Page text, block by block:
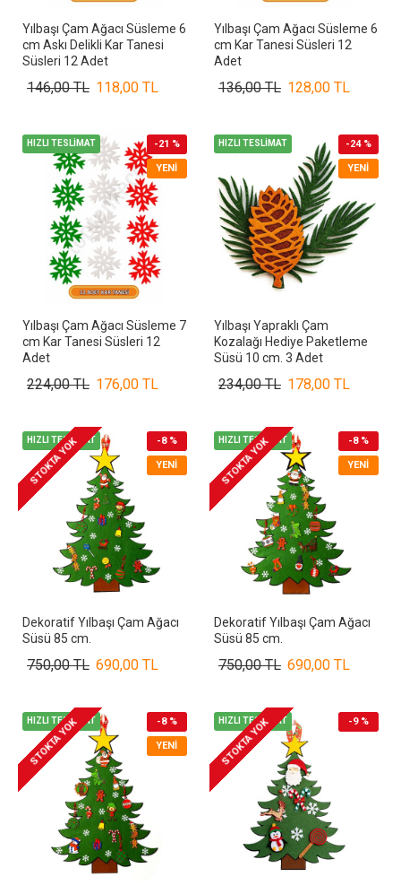
Yılbaşı Çam Ağacı Süsleme 6
cm Askı Delikli Kar Tanesi
Süsleri 12 Adet
118,00 TL
146,00 TL
Yılbaşı Çam Ağacı Süsleme 6
cm Kar Tanesi Süsleri 12
Adet
128,00 TL
136,00 TL
HIZLI TESLİMAT
YENI
-21 %
Yılbaşı Çam Ağacı Süsleme 7
cm Kar Tanesi Süsleri 12
Adet
176,00 TL
224,00 TL
HIZLI TESLİMAT
YENI
-24 %
Yılbaşı Yapraklı Çam
Kozalağı Hediye Paketleme
Süsü 10 cm. 3 Adet
178,00 TL
234,00 TL
HIZLI TESLİMAT
YENI
-8 %
STOKTA YOK
Dekoratif Yılbaşı Çam Ağacı
Süsü 85 cm.
690,00 TL
750,00 TL
HIZLI TESLİMAT
YENI
-8 %
STOKTA YOK
Dekoratif Yılbaşı Çam Ağacı
Süsü 85 cm.
690,00 TL
750,00 TL
HIZLI TESLİMAT
YENI
-8 %
STOKTA YOK HIZLI TESLİMAT -9 %
STOKTA YOK